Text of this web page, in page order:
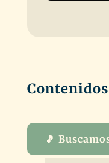
🎵